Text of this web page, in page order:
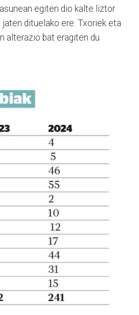
egiten dio kalte liztor
dituelako ere. Txoriek eta
alterazio bat eragiten du